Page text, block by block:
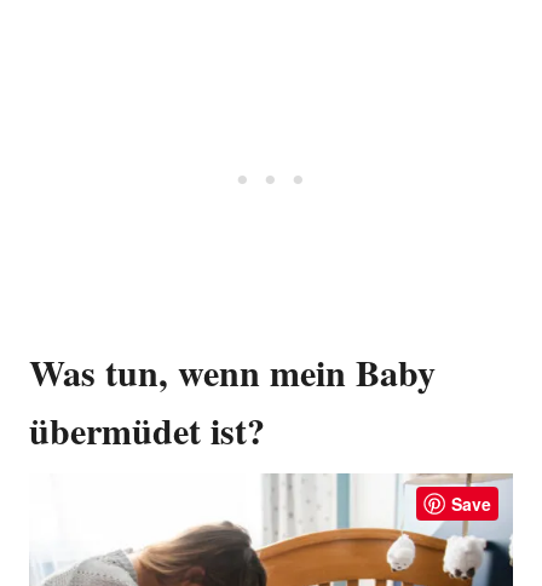
Was tun, wenn mein Baby
übermüdet ist?
Save